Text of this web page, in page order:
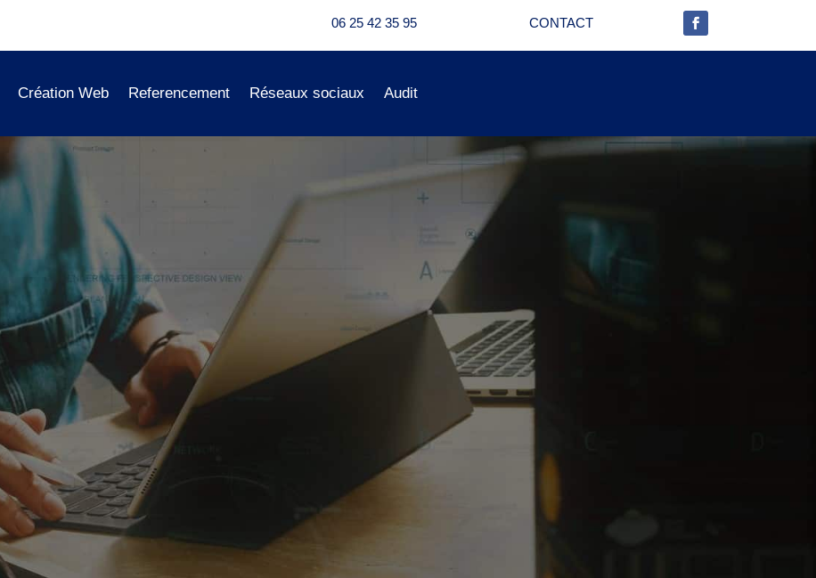
06 25 42 35 95 CONTACT
Création Web Referencement Réseaux sociaux Audit